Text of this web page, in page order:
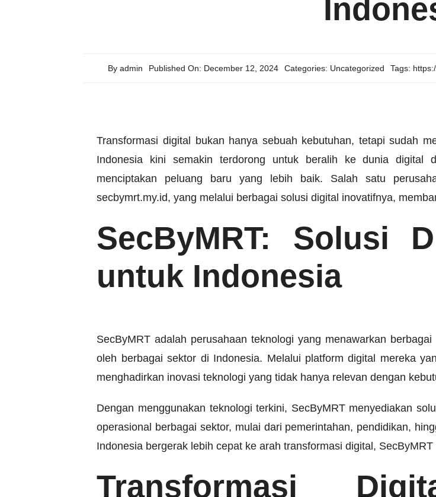
By admin Published On: December 12, 2024 Categories: Uncategorized Tags:
Transformasi digital bukan hanya sebuah kebutuhan, tetapi sudah
Indonesia kini semakin terdorong untuk beralih ke dunia digital
menciptakan peluang baru yang lebih baik. Salah satu
secbymrt.my.id, yang melalui berbagai solusi digital inovatifnya,
SecByMRT: Solusi
untuk Indonesia
SecByMRT adalah perusahaan teknologi yang menawarkan
oleh berbagai sektor di Indonesia. Melalui platform digital mereka
menghadirkan inovasi teknologi yang tidak hanya relevan dengan
Dengan menggunakan teknologi terkini, SecByMRT menyediakan
operasional berbagai sektor, mulai dari pemerintahan, pendidikan,
Indonesia bergerak lebih cepat ke arah transformasi digital,
Transformasi